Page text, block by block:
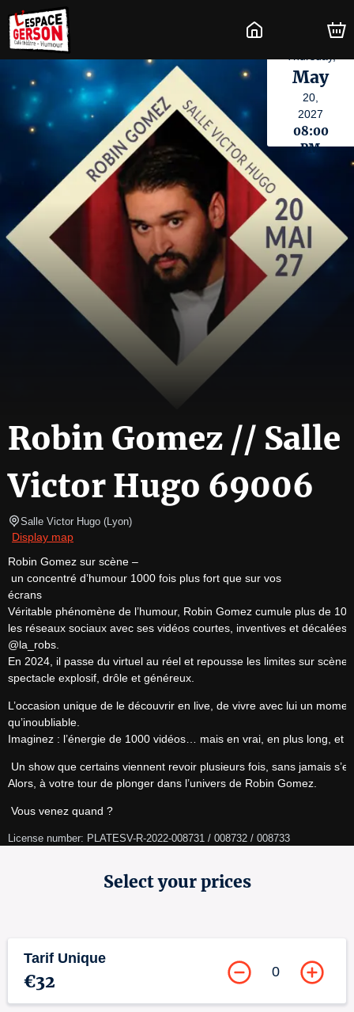
May
20,
2027
08:00
PM
Robin Gomez // Salle
Victor Hugo 69006
Salle Victor Hugo ( Lyon)
Display map
Robin Gomez sur scène –
un concentré d’humour 1000 fois plus fort que sur vos
écrans
Véritable phénomène de l’humour, Robin Gomez cumule plus de
les réseaux sociaux avec ses vidéos courtes, inventives et
@la_robs.
En 2024, il passe du virtuel au réel et repousse les limites sur
spectacle explosif, drôle et généreux.
L’occasion unique de le découvrir en live, de vivre avec lui un
qu’inoubliable.
Imaginez : l’énergie de 1000 vidéos… mais en vrai, en plus long, et
Un show que certains viennent revoir plusieurs fois, sans jamais
Alors, à votre tour de plonger dans l’univers de Robin Gomez.
Vous venez quand ?
License number: PLATESV-R-2022-008731 / 008732 / 008733
Select your prices
Tarif Unique
€32 0